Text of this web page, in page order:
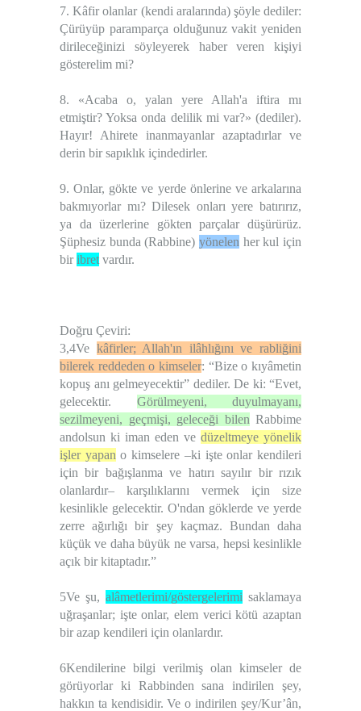
7. Kâfir olanlar (kendi aralarında) şöyle dediler:
Çürüyüp paramparça olduğunuz vakit yeniden
dirileceğinizi söyleyerek haber veren kişiyi
gösterelim mi?
8. «Acaba o, yalan yere Allah'a iftira mı
etmiştir? Yoksa onda delilik mi var?» (dediler).
Hayır! Ahirete inanmayanlar azaptadırlar ve
derin bir sapıklık içindedirler.
9. Onlar, gökte ve yerde önlerine ve arkalarına
bakmıyorlar mı? Dilesek onları yere batırırız,
ya da üzerlerine gökten parçalar düşürürüz.
Şüphesiz bunda (Rabbine) yönelen her kul için
bir ibret vardır.
Doğru Çeviri:
3,4Ve kâfirler; Allah'ın ilâhlığını ve rabliğini
bilerek reddeden o kimseler: “Bize o kıyâmetin
kopuş anı gelmeyecektir” dediler. De ki: “Evet,
gelecektir. Görülmeyeni, duyulmayanı,
sezilmeyeni, geçmişi, geleceği bilen Rabbime
andolsun ki iman eden ve düzeltmeye yönelik
işler yapan o kimselere –ki işte onlar kendileri
için bir bağışlanma ve hatırı sayılır bir rızık
olanlardır– karşılıklarını vermek için size
kesinlikle gelecektir. O'ndan göklerde ve yerde
zerre ağırlığı bir şey kaçmaz. Bundan daha
küçük ve daha büyük ne varsa, hepsi kesinlikle
açık bir kitaptadır.”
5Ve şu, alâmetlerimi/göstergelerimi saklamaya
uğraşanlar; işte onlar, elem verici kötü azaptan
bir azap kendileri için olanlardır.
6Kendilerine bilgi verilmiş olan kimseler de
görüyorlar ki Rabbinden sana indirilen şey,
hakkın ta kendisidir. Ve o indirilen şey/Kur’ân,